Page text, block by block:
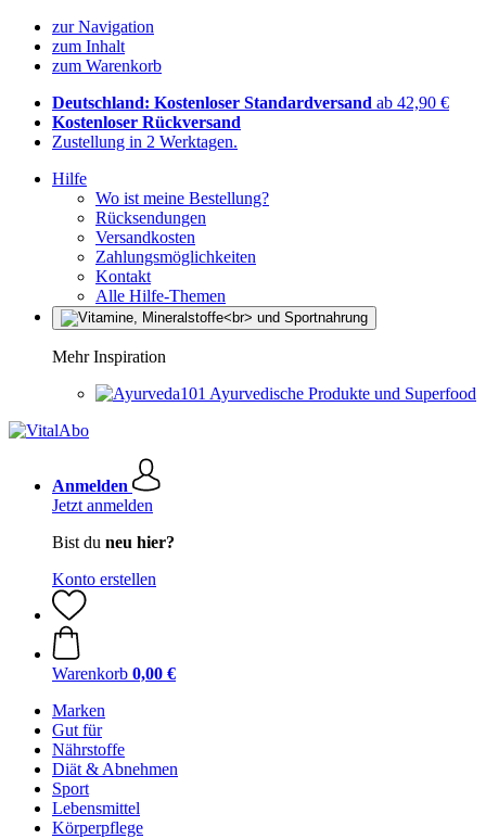
zur Navigation
zum Inhalt
zum Warenkorb
Deutschland: Kostenloser Standardversand ab 42,90 €
Kostenloser Rückversand
Zustellung in 2 Werktagen.
Hilfe
Wo ist meine Bestellung?
Rücksendungen
Versandkosten
Zahlungsmöglichkeiten
Kontakt
Alle Hilfe-Themen
Mehr Inspiration
Ayurvedische Produkte und Superfood
Anmelden
Jetzt anmelden
Bist du neu hier?
Konto erstellen
Warenkorb 0,00 €
Marken
Gut für
Nährstoffe
Diät & Abnehmen
Sport
Lebensmittel
Körperpflege